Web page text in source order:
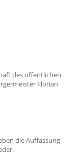
des öffentlichen
Florian
die Auffassung